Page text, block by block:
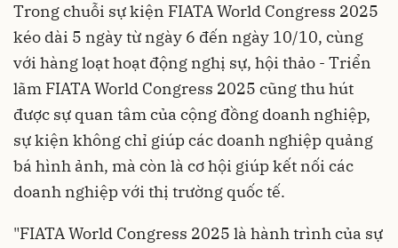
Trong chuỗi sự kiện FIATA World Congress 2025
kéo dài 5 ngày từ ngày 6 đến ngày 10/10, cùng
với hàng loạt hoạt động nghị sự, hội thảo - Triển
lãm FIATA World Congress 2025 cũng thu hút
được sự quan tâm của cộng đồng doanh nghiệp,
sự kiện không chỉ giúp các doanh nghiệp quảng
bá hình ảnh, mà còn là cơ hội giúp kết nối các
doanh nghiệp với thị trường quốc tế.
"FIATA World Congress 2025 là hành trình của sự